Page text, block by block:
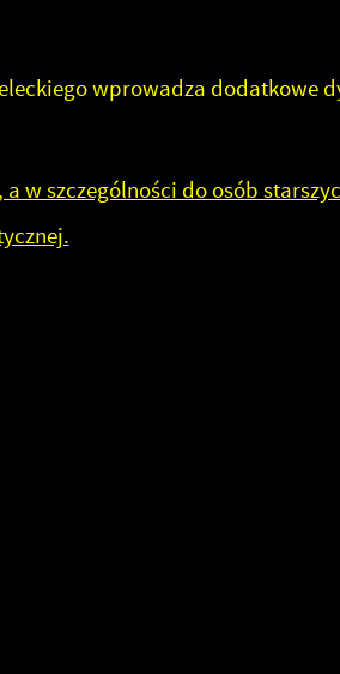
wprowadza dodatkowe
w szczególności do osób